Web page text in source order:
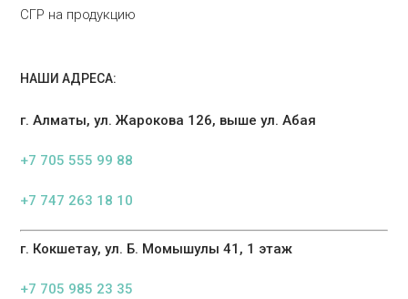
СГР на продукцию
НАШИ АДРЕСА:
г. Алматы, ул. Жарокова 126, выше ул. Абая
+7 705 555 99 88
+7 747 263 18 10
г. Кокшетау, ул. Б. Момышулы 41, 1 этаж
+7 705 985 23 35